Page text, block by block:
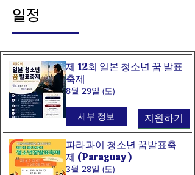
일정
제 12회 일본 청소년 꿈 발표
축제
8월 29일 (토)
세부 정보
파라과이 청소년 꿈발표축
제 (Paraguay )
3월 28일 (토)
지원하기